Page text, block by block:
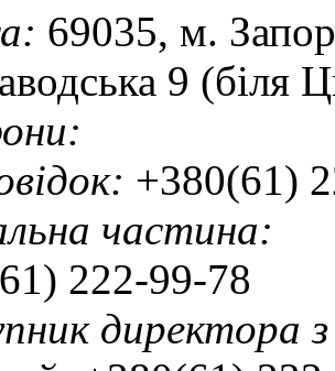
69035, м.
9 (біля
+380(61)
частина:
222-99-78
директора